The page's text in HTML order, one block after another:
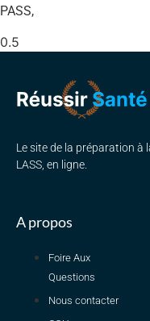
PASS,
Le site de la préparation à
LASS, en ligne.
A propos
Foire Aux
Questions
Nous contacter